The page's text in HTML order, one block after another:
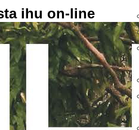
ihu on-line